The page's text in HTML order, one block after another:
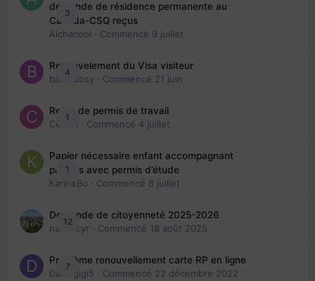
3
demande de résidence permanente au
Canada-CSQ reçus
Aichacool · Commencé 9 juillet
4
Renouvelement du Visa visiteur
babibubsy · Commencé 21 juin
1
Refus de permis de travail
Cedbri · Commencé 4 juillet
1
Papier nécessaire enfant accompagnant
parents avec permis d’étude
KarineBo · Commencé 8 juillet
12
Demande de citoyenneté 2025-2026
nanancyr · Commencé 18 août 2025
7
Problème renouvellement carte RP en ligne
Davidgigi5 · Commencé 22 décembre 2022